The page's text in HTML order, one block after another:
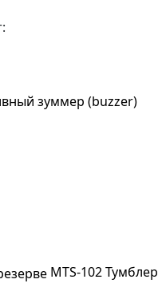
зуммер (buzzer)
MTS-102 Тумблер